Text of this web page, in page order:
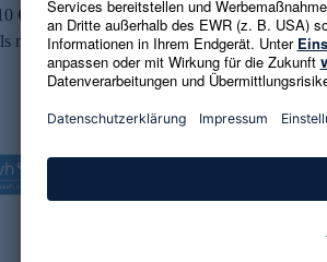
€ Gutschein. Eine Abmeldung ist jederzeit in
möglich.